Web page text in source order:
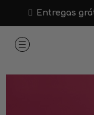
Entregas